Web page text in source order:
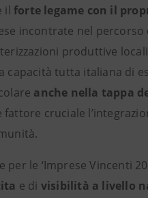
il forte legame con il
incontrate nel percorso
produttive
capacità tutta italiana di
anche nella tappa
fattore cruciale
per le ‘Imprese Vincenti
e di visibilità a livello